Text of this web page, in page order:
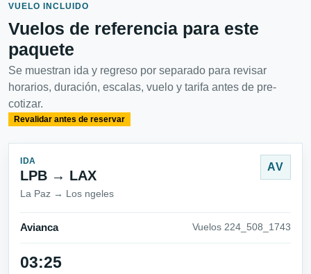
VUELO INCLUIDO
Vuelos de referencia para este
paquete
Se muestran ida y regreso por separado para revisar
horarios, duración, escalas, vuelo y tarifa antes de pre-
cotizar.
Revalidar antes de reservar
IDA
LPB → LAX
La Paz → Los ngeles
AV
Avianca Vuelos 224_508_1743
03:25